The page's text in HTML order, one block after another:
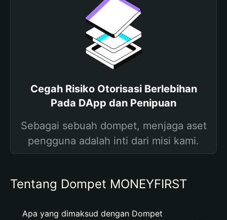
Cegah Risiko Otorisasi Berlebihan
Pada DApp dan Penipuan
Sebagai sebuah dompet, menjaga aset
pengguna adalah inti dari misi kami.
Tentang Dompet MONEYFIRST
Apa yang dimaksud dengan Dompet